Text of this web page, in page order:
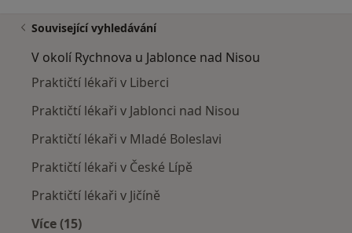
Související vyhledávání
V okolí Rychnova u Jablonce nad Nisou
Praktičtí lékaři v Liberci
Praktičtí lékaři v Jablonci nad Nisou
Praktičtí lékaři v Mladé Boleslavi
Praktičtí lékaři v České Lípě
Praktičtí lékaři v Jičíně
Více (15)